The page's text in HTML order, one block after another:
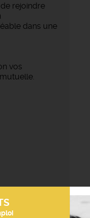
rejoindre
dans une
vos